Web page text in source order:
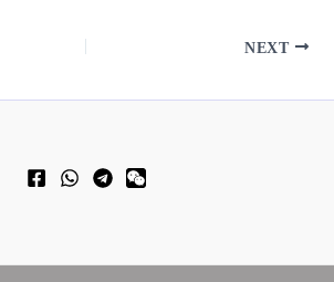
NEXT